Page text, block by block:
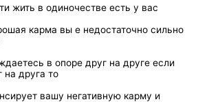
жить в одиночестве есть у вас
карма вы е недостаточно сильно
в опоре друг на друге если
на друга то
вашу негативную карму и